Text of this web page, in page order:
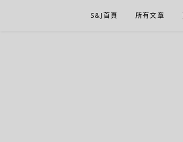
S&J首頁 所有文章